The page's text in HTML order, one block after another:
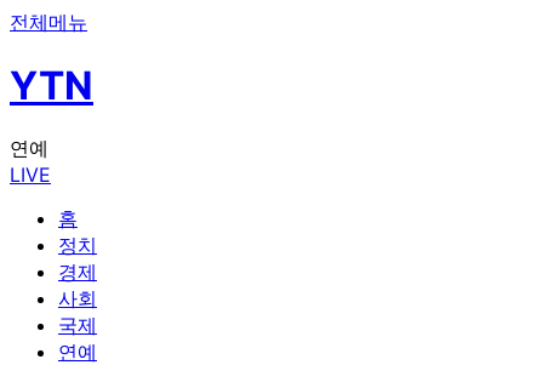
전체메뉴
YTN
연예
LIVE
홈
정치
경제
사회
국제
연예